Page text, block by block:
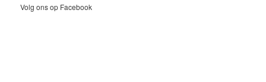
Volg ons op Facebook